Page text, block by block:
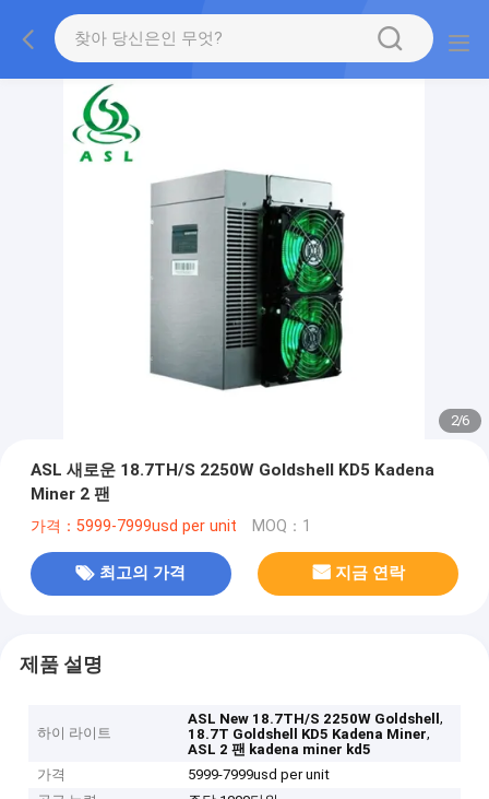
2/6
ASL 새로운 18.7TH/S 2250W Goldshell KD5 Kadena
Miner 2 팬
가격：5999-7999usd per unit MOQ：1
최고의 가격 지금 연락
제품 설명
하이 라이트
ASL New 18.7TH/S 2250W Goldshell,
18.7T Goldshell KD5 Kadena Miner,
ASL 2 팬 kadena miner kd5
가격
5999-7999usd per unit